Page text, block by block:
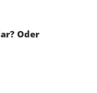
Oder